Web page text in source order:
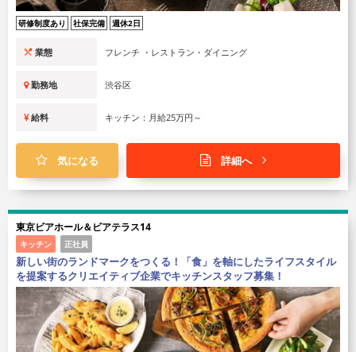
勤務地 渋谷区
給料 キッチン：月給25万円～
TOOTH TOOTH TOKYO 恵比寿
を提案するクリエイティブ企業でキッチンスタッフ募集！